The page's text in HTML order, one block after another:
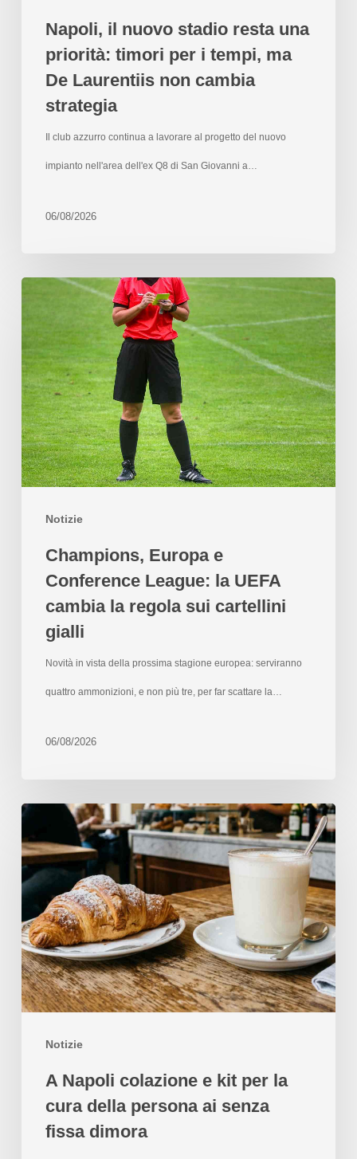
Napoli, il nuovo stadio resta una
priorità: timori per i tempi, ma
De Laurentiis non cambia
strategia
Il club azzurro continua a lavorare al progetto del nuovo
impianto nell'area dell'ex Q8 di San Giovanni a…
06/08/2026
Notizie
Champions, Europa e
Conference League: la UEFA
cambia la regola sui cartellini
gialli
Novità in vista della prossima stagione europea: serviranno
quattro ammonizioni, e non più tre, per far scattare la…
06/08/2026
Notizie
A Napoli colazione e kit per la
cura della persona ai senza
fissa dimora